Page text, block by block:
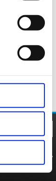
POLITYKA